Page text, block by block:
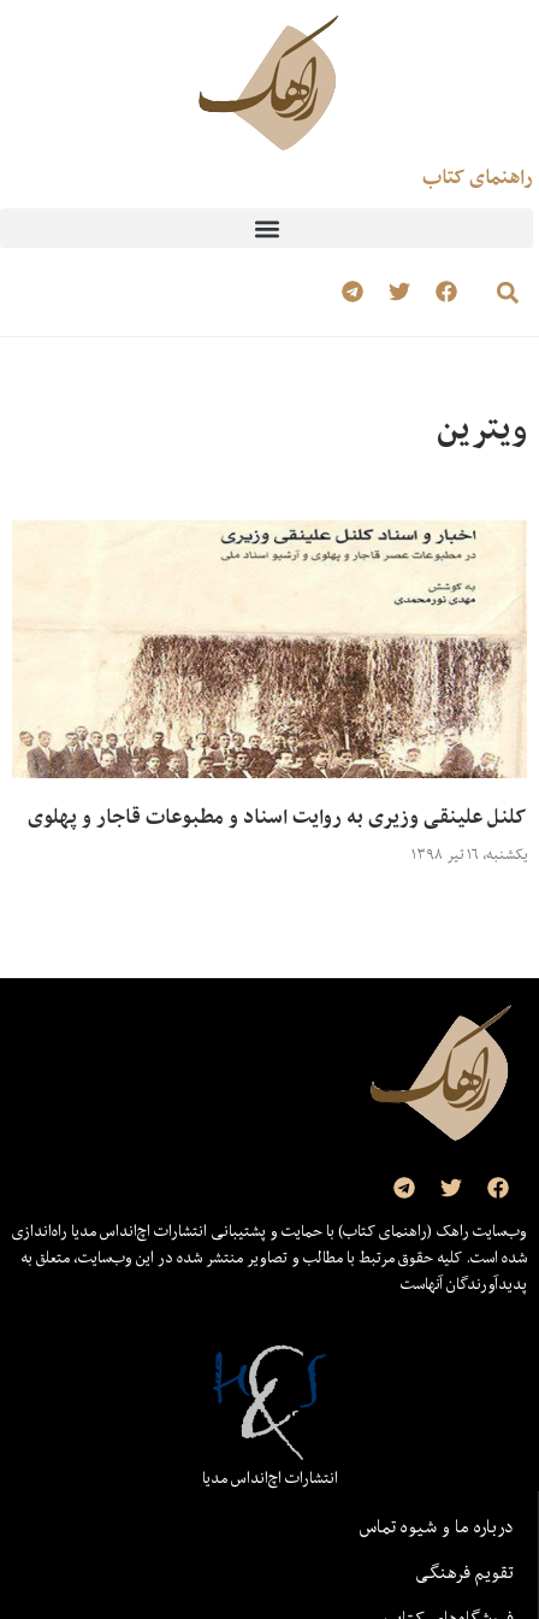
راهنمای کتاب
ویترین
کلنل علینقی وزیری به روایت اسناد و مطبوعات قاجار و پهلوی
یکشنبه، ۱۶ تیر ۱۳۹۸
وب‌سایت راهک (راهنمای کتاب) با حمایت و پشتیبانی انتشارات اچ‌اند‌اس مدیا راه‌اندازی
شده است. کلیه حقوق مرتبط با مطالب و تصاویر منتشر شده در این وب‌سایت، متعلق به
پدیدآورندگان آنهاست
انتشارات اچ‌اند‌اس مدیا
درباره ما و شیوه تماس
تقویم فرهنگی